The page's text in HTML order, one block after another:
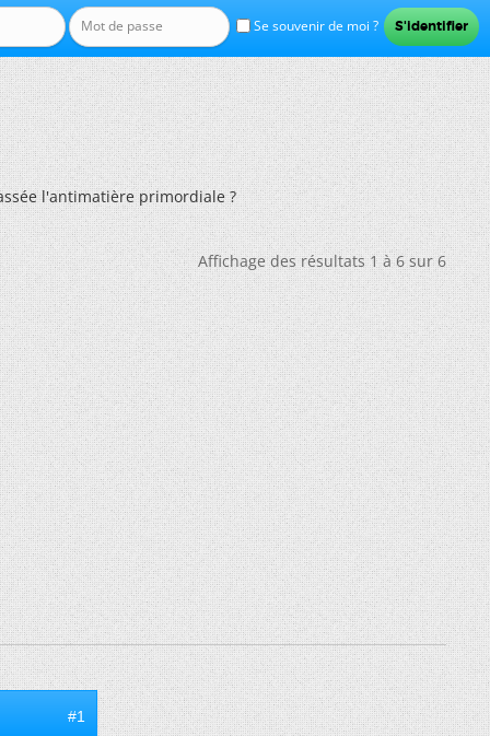
Se souvenir de moi ?
l'antimatière primordiale ?
Affichage des résultats 1 à 6 sur 6
#1